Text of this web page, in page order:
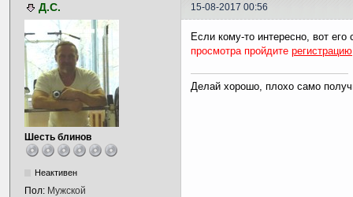
Д.С. 15-08-2017 00:56
Шесть блинов
Неактивен
Пол: Мужской
Если кому-то интересно, вот его
просмотра пройдите регистрацию
Делай хорошо, плохо само